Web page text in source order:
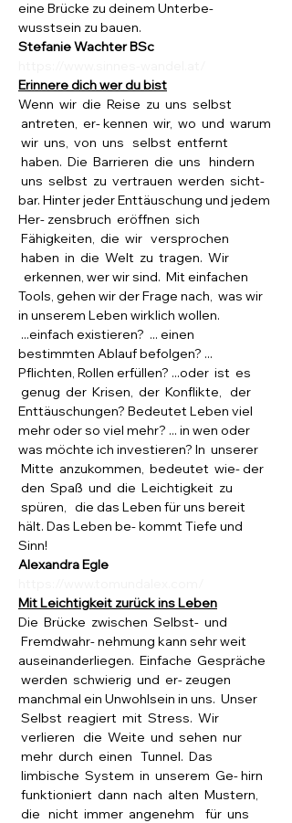
eine Brücke zu deinem Unterbe-
wusstsein zu bauen.
Stefanie Wachter BSc
Erinnere dich wer du bist
Wenn  wir  die  Reise  zu  uns  selbst
antreten,  er- kennen  wir,  wo  und  warum
wir  uns,  von  uns   selbst  entfernt
haben.  Die  Barrieren  die  uns   hindern
uns  selbst  zu  vertrauen  werden  sicht-
bar. Hinter jeder Enttäuschung und jedem
Her- zensbruch  eröffnen  sich
Fähigkeiten,  die  wir   versprochen
haben  in  die  Welt  zu  tragen.  Wir
erkennen, wer wir sind.  Mit einfachen
Tools, gehen wir der Frage nach,  was wir
in unserem Leben wirklich wollen.
...einfach existieren?  ... einen
bestimmten Ablauf befolgen? ...
Pflichten, Rollen erfüllen? ...oder  ist  es
genug  der  Krisen,  der  Konflikte,   der
Enttäuschungen? Bedeutet Leben viel
mehr oder so viel mehr? ... in wen oder
was möchte ich investieren? In  unserer
Mitte  anzukommen,  bedeutet  wie- der
den  Spaß  und  die  Leichtigkeit  zu
spüren,   die das Leben für uns bereit
hält. Das Leben be- kommt Tiefe und
Sinn!
Alexandra Egle
Mit Leichtigkeit zurück ins Leben
Die  Brücke  zwischen  Selbst-  und
Fremdwahr- nehmung kann sehr weit
auseinanderliegen.  Einfache  Gespräche
werden  schwierig  und  er- zeugen
manchmal ein Unwohlsein in uns.  Unser
Selbst  reagiert  mit  Stress.  Wir
verlieren   die  Weite  und  sehen  nur
mehr  durch  einen   Tunnel.  Das
limbische  System  in  unserem  Ge- hirn
funktioniert  dann  nach  alten  Mustern,
die   nicht  immer  angenehm    für  uns